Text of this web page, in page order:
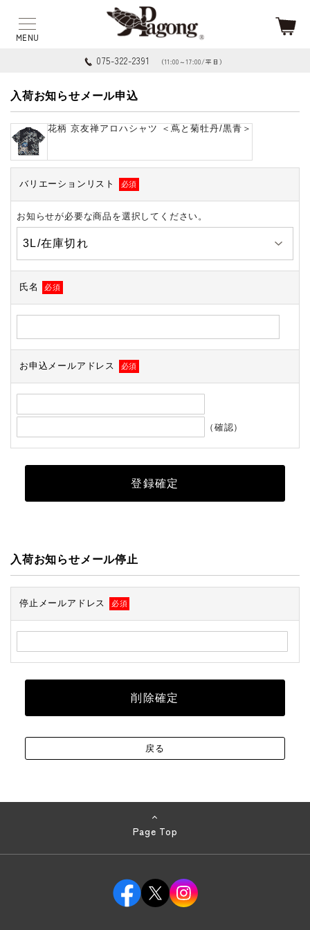
075-322-2391 （11:00～17:00/平日）
入荷お知らせメール申込
花柄 京友禅アロハシャツ ＜蔦と菊牡丹/黒青＞
バリエーションリスト 必須
お知らせが必要な商品を選択してください。
氏名 必須
お申込メールアドレス 必須
（確認）
入荷お知らせメール停止
停止メールアドレス 必須
Page Top